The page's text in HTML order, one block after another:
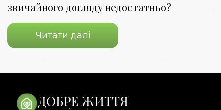
звичайного догляду недостатньо?
Читати далі